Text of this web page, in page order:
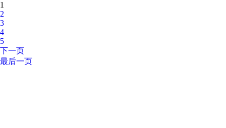
1
2
3
4
5
下一页
最后一页